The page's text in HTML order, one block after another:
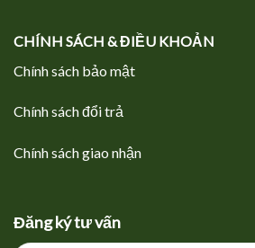
CHÍNH SÁCH & ĐIỀU KHOẢN
Chính sách bảo mật
Chính sách đổi trả
Chính sách giao nhận
Đăng ký tư vấn